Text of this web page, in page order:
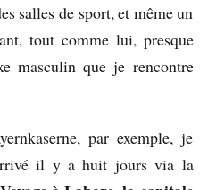
salles de sport, et même un
tout comme lui, presque
masculin que je rencontre
par exemple, je
il y a huit jours via la